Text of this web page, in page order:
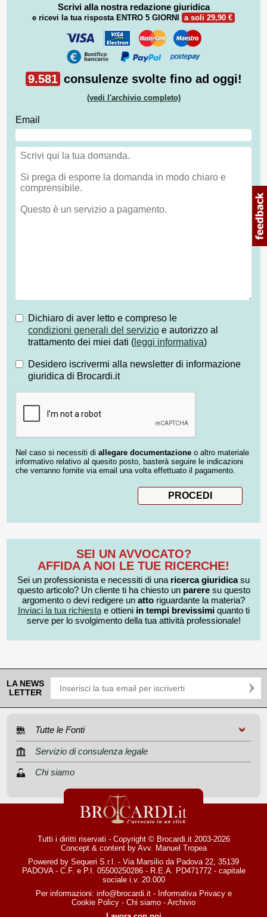
Scrivi alla nostra redazione giuridica
e ricevi la tua risposta ENTRO 5 GIORNI a soli 29,90 €
9.581 consulenze svolte fino ad oggi!
(vedi l'archivio completo)
Email
Dichiaro di aver letto e compreso le
condizioni generali del servizio e autorizzo al
trattamento dei miei dati ( leggi informativa)
Desidero iscrivermi alla newsletter di informazione
giuridica di Brocardi.it
Nel caso si necessiti di allegare documentazione o altro materiale
informativo relativo al quesito posto, basterà seguire le indicazioni
che verranno fornite via email una volta effettuato il pagamento.
SEI UN AVVOCATO?
AFFIDA A NOI LE TUE RICERCHE!
Sei un professionista e necessiti di una ricerca giuridicasu
questo articolo? Un cliente ti ha chiesto un pareresu questo
argomento o devi redigere un atto riguardante la materia?
Inviaci la tua richiestae ottieni in tempi brevissimiquanto ti
serve per lo svolgimento della tua attività professionale!
LA NEWS
LETTER
Tutte le Fonti
Servizio di consulenza legale
Chi siamo
Tutti i diritti riservati - Copyright © Brocardi.it 2003-2026
Concept & content by Avv. Manuel Tropea
Powered by Sequeri S.r.l. - Via Marsilio da Padova 22, 35139
PADOVA - C.F. e P.I. 05500250286 - R.E.A. PD471772 - capitale
sociale i.v. 20.000
Per informazioni: info@brocardi.it- Informativa Privacye
Cookie Policy - Chi siamo - Archivio